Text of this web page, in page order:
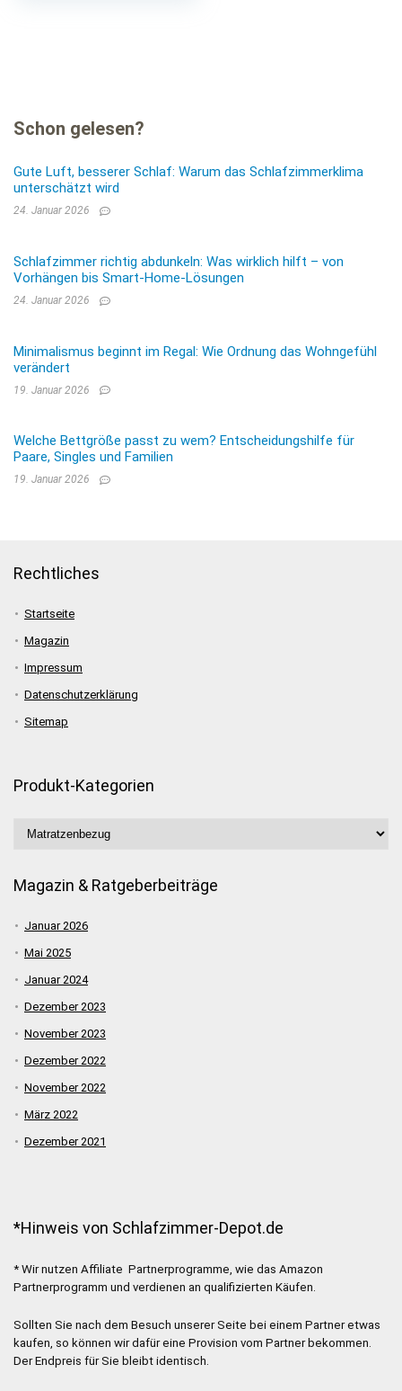
Schon gelesen?
Gute Luft, besserer Schlaf: Warum das Schlafzimmerklima
unterschätzt wird
24. Januar 2026
Schlafzimmer richtig abdunkeln: Was wirklich hilft – von
Vorhängen bis Smart-Home-Lösungen
24. Januar 2026
Minimalismus beginnt im Regal: Wie Ordnung das Wohngefühl
verändert
19. Januar 2026
Welche Bettgröße passt zu wem? Entscheidungshilfe für
Paare, Singles und Familien
19. Januar 2026
Rechtliches
Startseite
Magazin
Impressum
Datenschutzerklärung
Sitemap
Produkt-Kategorien
Magazin & Ratgeberbeiträge
Januar 2026
Mai 2025
Januar 2024
Dezember 2023
November 2023
Dezember 2022
November 2022
März 2022
Dezember 2021
*Hinweis von Schlafzimmer-Depot.de
* Wir nutzen Affiliate Partnerprogramme, wie das Amazon
Partnerprogramm und verdienen an qualifizierten Käufen.
Sollten Sie nach dem Besuch unserer Seite bei einem Partner etwas
kaufen, so können wir dafür eine Provision vom Partner bekommen.
Der Endpreis für Sie bleibt identisch.